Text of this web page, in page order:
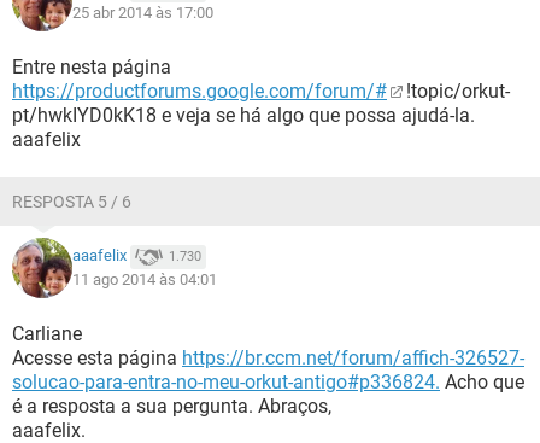
25 abr 2014 às 17:00
Entre nesta página
https://productforums.google.com/forum/#
!topic/orkut-
pt/hwkIYD0kK18 e veja se há algo que possa ajudá-la.
aaafelix
RESPOSTA 5 / 6
aaafelix 1.730
11 ago 2014 às 04:01
Carliane
Acesse esta página https://br.ccm.net/forum/affich-326527-
solucao-para-entra-no-meu-orkut-antigo#p336824. Acho que
é a resposta a sua pergunta. Abraços,
aaafelix.